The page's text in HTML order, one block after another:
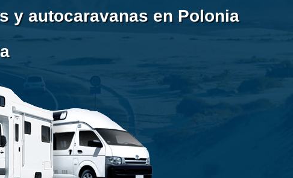
y autocaravanas en Polonia